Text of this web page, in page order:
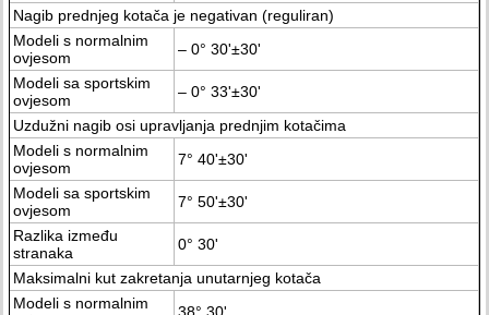
Nagib prednjeg kotača je negativan (reguliran)
Modeli s normalnim
ovjesom
– 0° 30'±30'
Modeli sa sportskim
ovjesom
– 0° 33'±30'
Uzdužni nagib osi upravljanja prednjim kotačima
Modeli s normalnim
ovjesom
7° 40'±30'
Modeli sa sportskim
ovjesom
7° 50'±30'
Razlika između
stranaka
0° 30'
Maksimalni kut zakretanja unutarnjeg kotača
Modeli s normalnim